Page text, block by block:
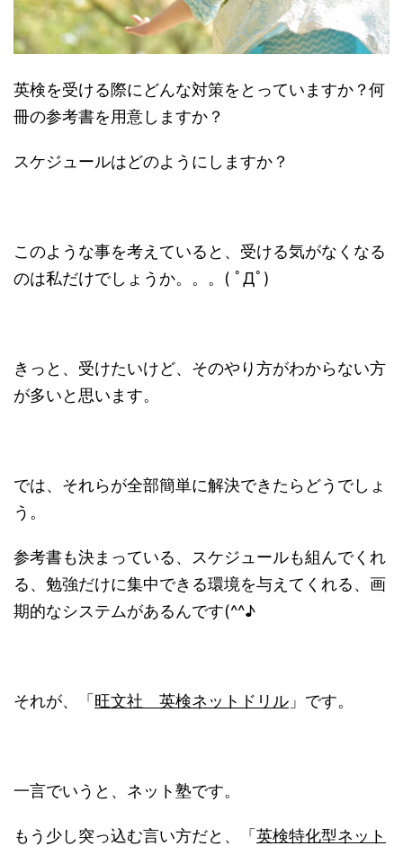
英検を受ける際にどんな対策をとっていますか？何
冊の参考書を用意しますか？
スケジュールはどのようにしますか？
このような事を考えていると、受ける気がなくなる
のは私だけでしょうか。。。( ﾟДﾟ)
きっと、受けたいけど、そのやり方がわからない方
が多いと思います。
では、それらが全部簡単に解決できたらどうでしょ
う。
参考書も決まっている、スケジュールも組んでくれ
る、勉強だけに集中できる環境を与えてくれる、画
期的なシステムがあるんです(^^♪
それが、「旺文社 英検ネットドリル 」です。
一言でいうと、ネット塾です。
もう少し突っ込む言い方だと、「英検特化型ネット